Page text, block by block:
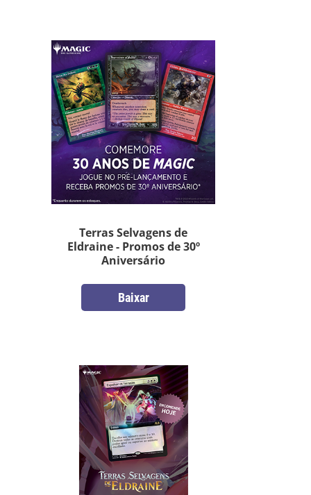
Terras Selvagens de
Eldraine - Promos de 30º
Aniversário
Baixar